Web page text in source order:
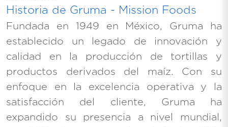
Historia de Gruma - Mission Foods
Fundada en 1949 en México, Gruma ha
establecido un legado de innovación y
calidad en la producción de tortillas y
productos derivados del maíz. Con su
enfoque en la excelencia operativa y la
satisfacción del cliente, Gruma ha
expandido su presencia a nivel mundial,